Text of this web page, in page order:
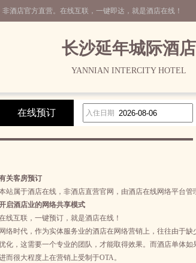
酒店官方直营。在线互联，一键即达，就是酒店在线！
长沙延年城际酒店
YANNIAN INTERCITY HOTEL
在线预订 入住日期
关客房预订
站属于酒店在线，非酒店直营官网，由酒店在线网络平台管
启酒店业的网络共享模式
线互联，一键预订，就是酒店在线！
网络时代，作为实体服务业的酒店在网络营销上，往往由于
化，这需要一个专业的团队，才能取得效果。而酒店单体
而很大程度上在营销上受制于OTA。